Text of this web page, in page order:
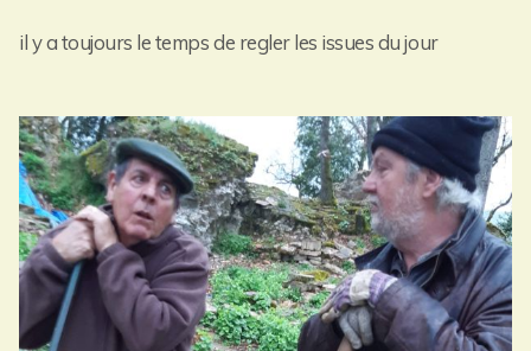
il y a toujours le temps de regler les issues du jour